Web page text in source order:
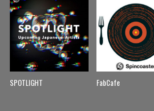
SPOTLIGHT FabCafe